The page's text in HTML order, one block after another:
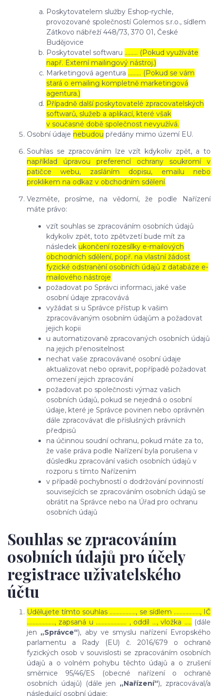
Poskytovatelem služby Eshop-rychle,
provozované společností Golemos s.r.o., sídlem
Zátkovo nábřeží 448/73, 370 01, České
Budějovice
Poskytovatel softwaru ……… (Pokud využíváte
např. Externí mailingový nástroj.)
Marketingová agentura ……… (Pokud se vám
stará o emailing kompletně marketingová
agentura.)
Případně další poskytovatelé zpracovatelských
softwarů, služeb a aplikací, které však
v současné době společnost nevyužívá.
Osobní údaje nebudou předány mimo území EU.
Souhlas se zpracováním lze vzít kdykoliv zpět, a to
například úpravou preferencí ochrany soukromí v
patičce webu, zasláním dopisu, emailu nebo
proklikem na odkaz v obchodním sdělení.
Vezměte, prosíme, na vědomí, že podle Nařízení
máte právo:
vzít souhlas se zpracováním osobních údajů
kdykoliv zpět, toto zpětvzetí bude mít za
následek ukončení rozesílky e-mailových
obchodních sdělení, popř. na vlastní žádost
fyzické odstranění osobních údajů z databáze e-
mailového nástroje
požadovat po Správci informaci, jaké vaše
osobní údaje zpracovává
vyžádat si u Správce přístup k vašim
zpracovávaným osobním údajům a požadovat
jejich kopii
u automatizovaně zpracovaných osobních údajů
na jejich přenositelnost
nechat vaše zpracovávané osobní údaje
aktualizovat nebo opravit, popřípadě požadovat
omezení jejich zpracování
požadovat po společnosti výmaz vašich
osobních údajů, pokud se nejedná o osobní
údaje, které je Správce povinen nebo oprávněn
dále zpracovávat dle příslušných právních
předpisů
na účinnou soudní ochranu, pokud máte za to,
že vaše práva podle Nařízení byla porušena v
důsledku zpracování vašich osobních údajů v
rozporu s tímto Nařízením
v případě pochybností o dodržování povinností
souvisejících se zpracováním osobních údajů se
obrátit na Správce nebo na Úřad pro ochranu
osobních údajů
Souhlas se zpracováním
osobních údajů pro účely
registrace uživatelského
účtu
Udělujete tímto souhlas ……………..., se sídlem ………………, IČ
………………., zapsaná u ………………… , oddíl …, vložka ….. (dále
jen „Správce“), aby ve smyslu nařízení Evropského
parlamentu a Rady (EU) č. 2016/679 o ochraně
fyzických osob v souvislosti se zpracováním osobních
údajů a o volném pohybu těchto údajů a o zrušení
směrnice 95/46/ES (obecné nařízení o ochraně
osobních údajů) (dále jen „Nařízení“), zpracovával/a
následující osobní údaje: